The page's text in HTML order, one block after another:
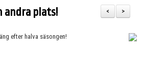
>
<
andra plats!
efter halva säsongen!